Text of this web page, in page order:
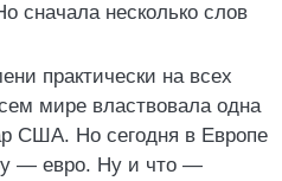
сначала несколько слов
практически на всех
мире властвовала одна
США. Но сегодня в Европе
— евро. Ну и что —